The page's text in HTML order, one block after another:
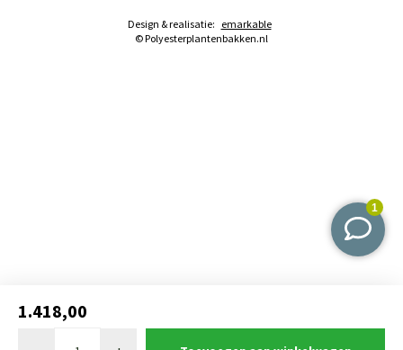
1.418,00
© Polyesterplantenbakken.nl
Design & realisatie: emarkable